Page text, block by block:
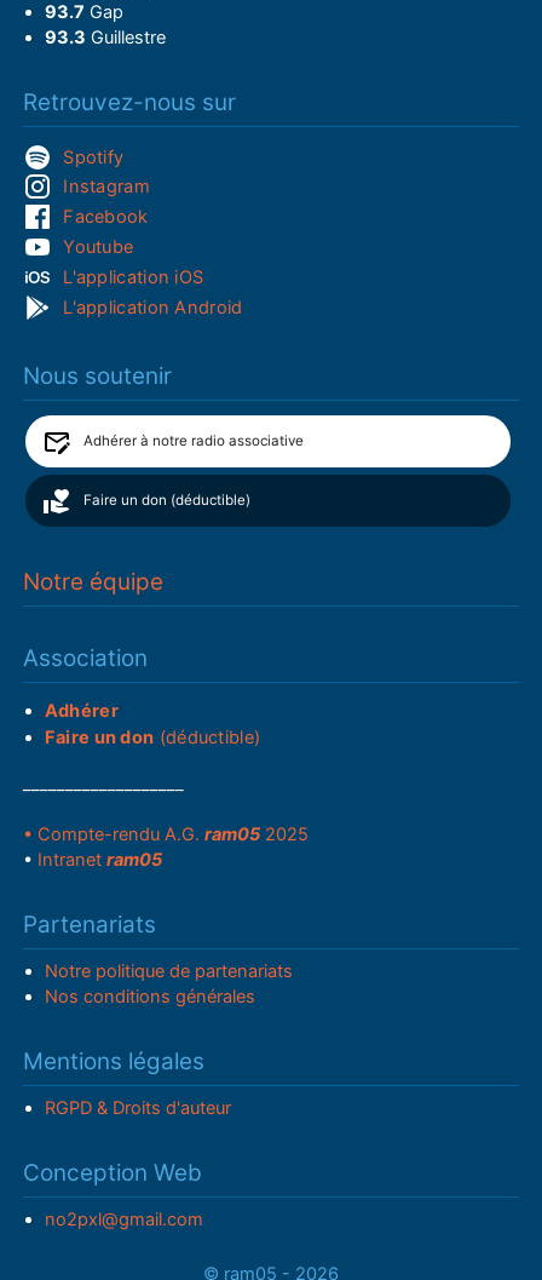
93.7 Gap
93.3 Guillestre
Retrouvez-nous sur
Spotify
Instagram
Facebook
Youtube
L'application iOS
L'application Android
Nous soutenir
Adhérer à notre radio associative
Faire un don (déductible)
Notre équipe
Association
Adhérer
Faire un don (déductible)
• Compte-rendu A.G.ram05 2025
• Intranetram05
Partenariats
Notre politique de partenariats
Nos conditions générales
Mentions légales
RGPD & Droits d'auteur
Conception Web
no2pxl@gmail.com
© ram05 - 2026